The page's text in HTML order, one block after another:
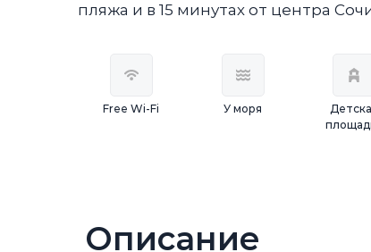
пляжа и в 15 минутах от центра
Free Wi-Fi У моря
Описание